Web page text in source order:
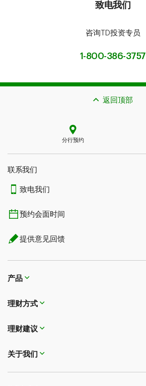
致电我们
咨询TD投资专员
1-800-386-3757
返回顶部
分行预约
联系我们​​​​​​​
致电我们
预约会面时间
提供意见回馈
产品
理财方式
理财建议
关于我们